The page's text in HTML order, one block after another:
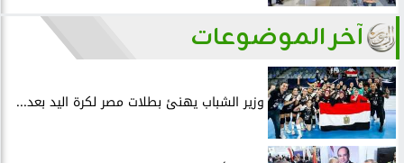
آخر الموضوعات
وزير الشباب يهنئ بطلات مصر لكرة اليد بعد...